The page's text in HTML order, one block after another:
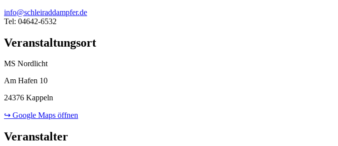
info@schleiraddampfer.de
Tel: 04642-6532
Veranstaltungsort
MS Nordlicht
Am Hafen 10
24376 Kappeln
↪ Google Maps öffnen
Veranstalter